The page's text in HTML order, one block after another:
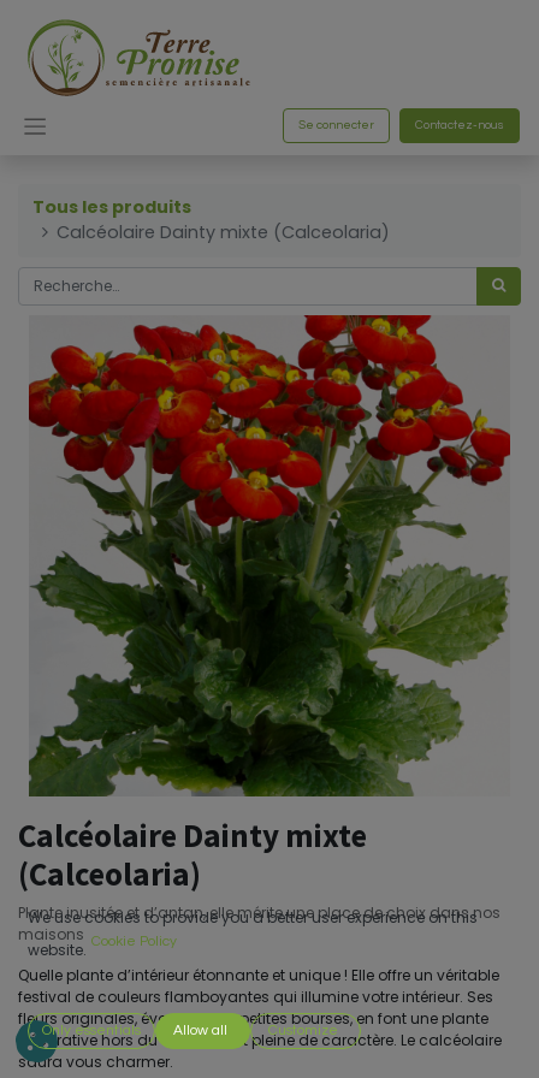
Se connecter Contactez-nous
Tous les produits
Calcéolaire Dainty mixte (Calceolaria)
Calcéolaire Dainty mixte
(Calceolaria)
Plante inusitée et d’antan, elle mérite une place de choix dans nos
maisons
Quelle plante d’intérieur étonnante et unique ! Elle offre un véritable
festival de couleurs flamboyantes qui illumine votre intérieur. Ses
fleurs originales, évoquant de petites bourses, en font une plante
décorative hors du commun et pleine de caractère. Le calcéolaire
saura vous charmer.
We use cookies to provide you a better user experience on this
website. Cookie Policy
Only essentials Allow all Customize